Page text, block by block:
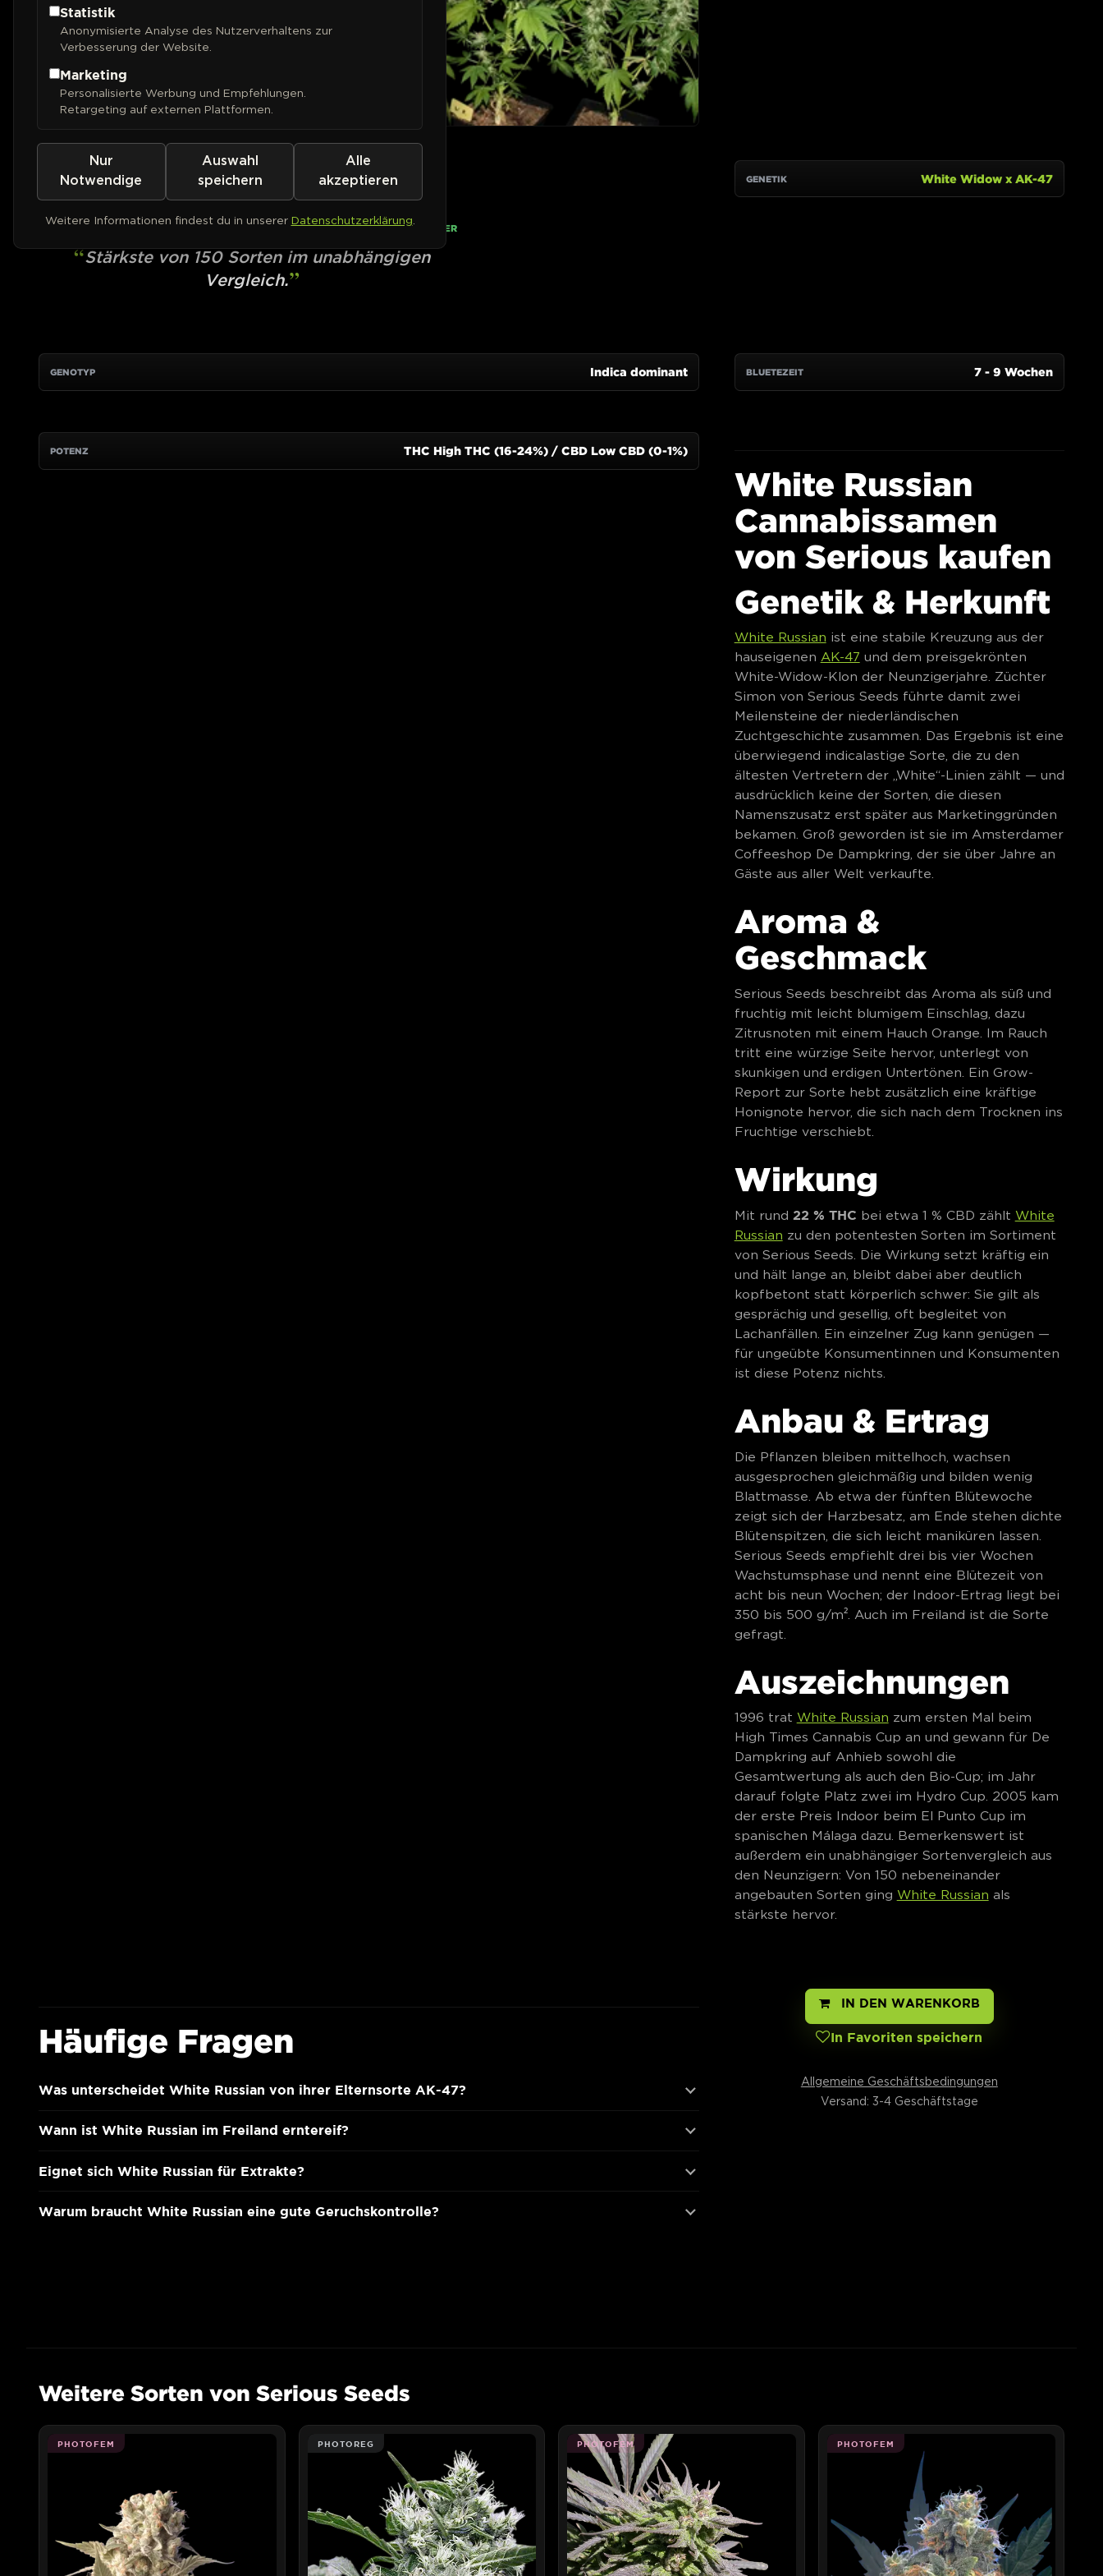
SERIOUS SEEDS
White Russian
• AUF LAGER
Stärkste von 150 Sorten im unabhängigen
Vergleich.
White Russian
Cannabissamen
von Serious kaufen
Genetik & Herkunft
White Russian ist eine stabile Kreuzung aus der
hauseigenen AK-47 und dem preisgekrönten
White-Widow-Klon der Neunzigerjahre. Züchter
Simon von Serious Seeds führte damit zwei
Meilensteine der niederländischen
Zuchtgeschichte zusammen. Das Ergebnis ist eine
überwiegend indicalastige Sorte, die zu den
ältesten Vertretern der „White“-Linien zählt — und
ausdrücklich keine der Sorten, die diesen
Namenszusatz erst später aus Marketinggründen
bekamen. Groß geworden ist sie im Amsterdamer
Coffeeshop De Dampkring, der sie über Jahre an
Gäste aus aller Welt verkaufte.
Aroma &
Geschmack
Serious Seeds beschreibt das Aroma als süß und
fruchtig mit leicht blumigem Einschlag, dazu
Zitrusnoten mit einem Hauch Orange. Im Rauch
tritt eine würzige Seite hervor, unterlegt von
skunkigen und erdigen Untertönen. Ein Grow-
Report zur Sorte hebt zusätzlich eine kräftige
Honignote hervor, die sich nach dem Trocknen ins
Fruchtige verschiebt.
Wirkung
Mit rund 22 % THC bei etwa 1 % CBD zählt White
Russian zu den potentesten Sorten im Sortiment
von Serious Seeds. Die Wirkung setzt kräftig ein
und hält lange an, bleibt dabei aber deutlich
kopfbetont statt körperlich schwer: Sie gilt als
gesprächig und gesellig, oft begleitet von
Lachanfällen. Ein einzelner Zug kann genügen —
für ungeübte Konsumentinnen und Konsumenten
ist diese Potenz nichts.
Anbau & Ertrag
Die Pflanzen bleiben mittelhoch, wachsen
ausgesprochen gleichmäßig und bilden wenig
Blattmasse. Ab etwa der fünften Blütewoche
zeigt sich der Harzbesatz, am Ende stehen dichte
Blütenspitzen, die sich leicht maniküren lassen.
Serious Seeds empfiehlt drei bis vier Wochen
Wachstumsphase und nennt eine Blütezeit von
acht bis neun Wochen; der Indoor-Ertrag liegt bei
350 bis 500 g/m². Auch im Freiland ist die Sorte
gefragt.
Auszeichnungen
1996 trat White Russian zum ersten Mal beim
High Times Cannabis Cup an und gewann für De
Dampkring auf Anhieb sowohl die
Gesamtwertung als auch den Bio-Cup; im Jahr
darauf folgte Platz zwei im Hydro Cup. 2005 kam
der erste Preis Indoor beim El Punto Cup im
spanischen Málaga dazu. Bemerkenswert ist
außerdem ein unabhängiger Sortenvergleich aus
den Neunzigern: Von 150 nebeneinander
angebauten Sorten ging White Russian als
stärkste hervor.
Häufige Fragen
Was unterscheidet White Russian von ihrer Elternsorte AK-47?
Wann ist White Russian im Freiland erntereif?
Eignet sich White Russian für Extrakte?
Warum braucht White Russian eine gute Geruchskontrolle?
IN DEN WARENKORB
In Favoriten speichern
Allgemeine Geschäftsbedingungen
Versand: 3-4 Geschäftstage
Weitere Sorten von Serious Seeds
PHOTOFEM PHOTOREG PHOTOFEM PHOTOFEM
Statistik
Anonymisierte Analyse des Nutzerverhaltens zur
Verbesserung der Website.
Marketing
Personalisierte Werbung und Empfehlungen.
Retargeting auf externen Plattformen.
Nur
Notwendige
Auswahl
speichern
Alle
akzeptieren
Weitere Informationen findest du in unserer Datenschutzerklärung